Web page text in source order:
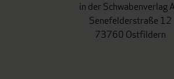
in der Schwabenverlag
Senefelderstraße 12
73760 Ostfildern